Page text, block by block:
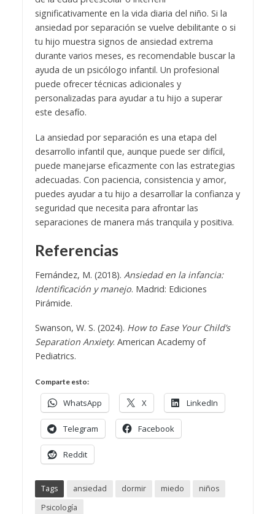
significativamente en la vida diaria del niño. Si la
ansiedad por separación se vuelve debilitante o si
tu hijo muestra signos de ansiedad extrema
durante varios meses, es recomendable buscar la
ayuda de un psicólogo infantil. Un profesional
puede ofrecer técnicas adicionales y
personalizadas para ayudar a tu hijo a superar
este desafío.
La ansiedad por separación es una etapa del
desarrollo infantil que, aunque puede ser difícil,
puede manejarse eficazmente con las estrategias
adecuadas. Con paciencia, consistencia y amor,
puedes ayudar a tu hijo a desarrollar la confianza y
seguridad que necesita para afrontar las
separaciones de manera más tranquila y positiva.
Referencias
Fernández, M. (2018). Ansiedad en la infancia:
Identificación y manejo. Madrid: Ediciones
Pirámide.
Swanson, W. S. (2024). How to Ease Your Child’s
Separation Anxiety. American Academy of
Pediatrics.
Comparte esto:
WhatsApp X LinkedIn
Telegram Facebook
Reddit
Tags ansiedad dormir miedo
niños
Psicología